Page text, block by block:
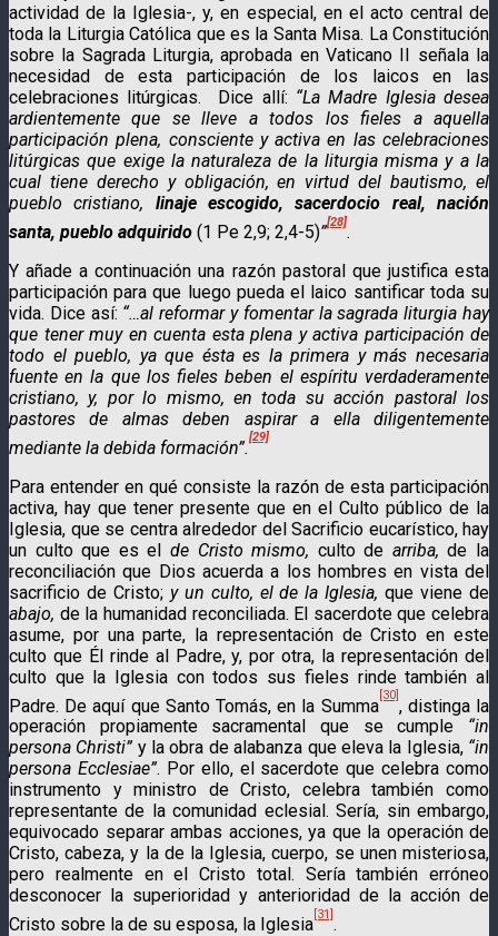
actividad de la Iglesia-, y, en especial, en el acto central de
toda la Liturgia Católica que es la Santa Misa. La Constitución
sobre la Sagrada Liturgia, aprobada en Vaticano II señala la
necesidad de esta participación de los laicos en las
celebraciones litúrgicas. Dice allí: “La Madre Iglesia desea
ardientemente que se lleve a todos los fieles a aquella
participación plena, consciente y activa en las celebraciones
litúrgicas que exige la naturaleza de la liturgia misma y a la
cual tiene derecho y obligación, en virtud del bautismo, el
pueblo cristiano, linaje escogido, sacerdocio real, nación
santa, pueblo adquirido (1 Pe 2,9; 2,4-5)”
[28]
.
Y añade a continuación una razón pastoral que justifica esta
participación para que luego pueda el laico santificar toda su
vida. Dice así: “…al reformar y fomentar la sagrada liturgia hay
que tener muy en cuenta esta plena y activa participación de
todo el pueblo, ya que ésta es la primera y más necesaria
fuente en la que los fieles beben el espíritu verdaderamente
cris­tiano, y, por lo mismo, en toda su acción pastoral los
pastores de almas deben aspirar a ella diligentemente
mediante la debida formación”.
[29]
Para entender en qué consiste la razón de esta partici­pación
activa, hay que tener presente que en el Culto público de la
Iglesia, que se centra alrededor del Sacrificio eucarísti­co, hay
un culto que es el de Cristo mismo, culto de arriba,de la
reconciliación que Dios acuerda a los hombres en vista del
sacrificio de Cristo; y un culto, el de la Iglesia,que viene de
abajo, de la humanidad reconciliada. El sacerdote que celebra
asume, por una parte, la representación de Cristo en este
culto que Él rinde al Padre, y, por otra, la representación del
culto que la Iglesia con todos sus fieles rinde tam­bién al
Padre. De aquí que Santo Tomás, en la Summa
[30]
, distinga la
operación propiamente sacramental que se cumple “in
persona Christi” y la obra de alabanza que eleva la Iglesia, “in
persona Ecclesiae”. Por ello, el sacerdote que celebra como
instrumento y ministro de Cristo, celebra tam­bién como
representante de la comunidad eclesial. Sería, sin embargo,
equivocado separar ambas acciones, ya que la ope­ración de
Cristo, cabeza, y la de la Iglesia, cuerpo, se unen misteriosa,
pero realmente en el Cristo total. Sería también erróneo
desconocer la superioridad y anterioridad de la ac­ción de
Cristo sobre la de su esposa, la Iglesia
[31]
.